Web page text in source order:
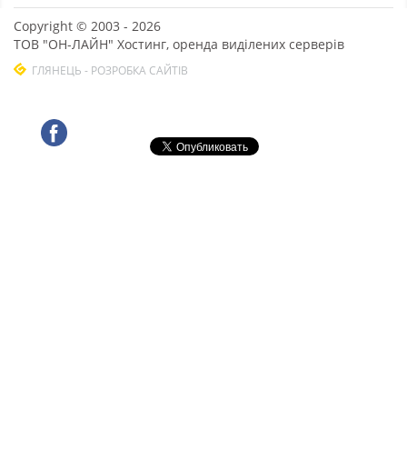
Copyright © 2003 - 2026
ТОВ "ОН-ЛАЙН" Хостинг, оренда виділених серверів
ГЛЯНЕЦЬ - РОЗРОБКА САЙТІВ